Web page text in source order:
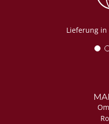
Lieferung in